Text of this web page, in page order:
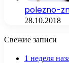
polezno-
28.10.2018
Свежие записи
1 неделя